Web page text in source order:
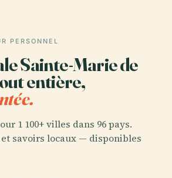
PERSONNEL
Sainte-Marie de
entière,
1 100+ villes dans 96 pays.
savoirs locaux — disponibles